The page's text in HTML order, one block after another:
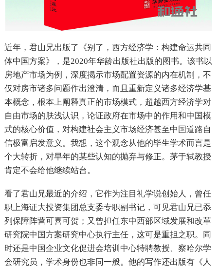
近年，君山兄出版了《别了，西方经济学：构建命运共同
体中国方案》，是2020年华龄出版社出版的图书。该书以
房地产市场为例，深度揭示市场配置资源的内在机制，不
仅对房市诸多问题作出澄清，而且重新定义诸多经济学基
本概念，根本上阐释真正的市场模式，超越西方经济学对
自由市场的肤浅认识，论证政府在市场中的作用和中国模
式的核心价值，对构建社会主义市场经济甚至中国道路自
信极富启发意义。我想，这个观念从他的毕生学术而言是
个大转折，对早年的某些认知的抛弃与修正。茅于轼教授
肯定不会给他继续站台。
看了君山兄最近的介绍，它作为注目礼学说创始人，曾任
职上海证大投资集团总支委专职副书记，可见君山兄已忝
列保障阵营可喜可贺；又曾担任东中西部区域发展和改革
研究院中国方案研究中心执行主任，这可是重担之职。同
时还是中国企业文化促进会培训中心特聘教授、察哈尔学
会研究员，学术身份也非同一般。他的写作还出版有《人